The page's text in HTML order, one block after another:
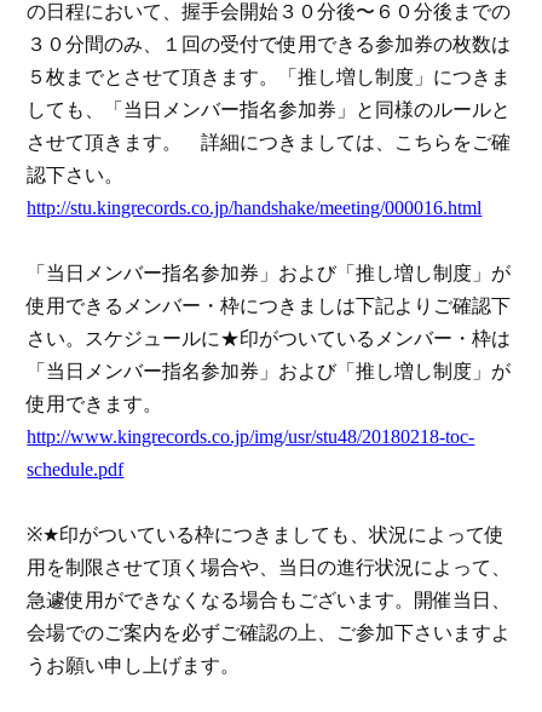
の日程において、握手会開始３０分後〜６０分後までの
３０分間のみ、１回の受付で使用できる参加券の枚数は
５枚までとさせて頂きます。「推し増し制度」につきま
しても、「当日メンバー指名参加券」と同様のルールと
させて頂きます。 詳細につきましては、こちらをご確
認下さい。
http://stu.kingrecords.co.jp/handshake/meeting/000016.html
「当日メンバー指名参加券」および「推し増し制度」が
使用できるメンバー・枠につきましは下記よりご確認下
さい。スケジュールに★印がついているメンバー・枠は
「当日メンバー指名参加券」および「推し増し制度」が
使用できます。
http://www.kingrecords.co.jp/img/usr/stu48/20180218-toc-
schedule.pdf
※★印がついている枠につきましても、状況によって使
用を制限させて頂く場合や、当日の進行状況によって、
急遽使用ができなくなる場合もございます。開催当日、
会場でのご案内を必ずご確認の上、ご参加下さいますよ
うお願い申し上げます。